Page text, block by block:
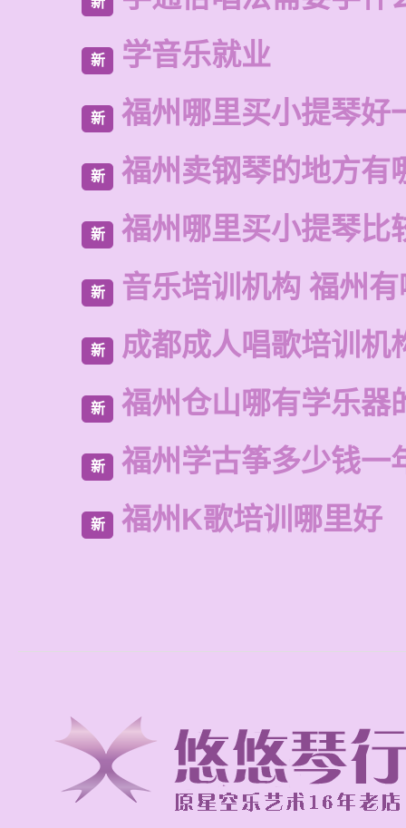
新 学音乐就业
新 福州哪里买小提琴好
新 福州卖钢琴的地方有
新 福州哪里买小提琴比
新 音乐培训机构 福州
新 成都成人唱歌培训机
新 福州仓山哪有学乐器
新 福州学古筝多少钱一
新 福州K歌培训哪里好